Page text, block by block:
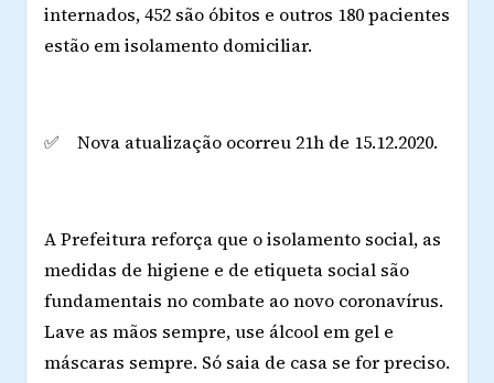
internados, 452 são óbitos e outros 180 pacientes
estão em isolamento domiciliar.
✅ Nova atualização ocorreu 21h de 15.12.2020.
A Prefeitura reforça que o isolamento social, as
medidas de higiene e de etiqueta social são
fundamentais no combate ao novo coronavírus.
Lave as mãos sempre, use álcool em gel e
máscaras sempre. Só saia de casa se for preciso.